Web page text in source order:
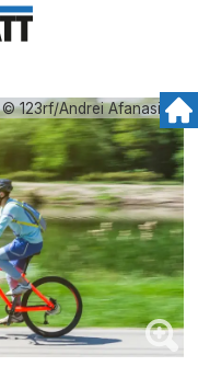
© 123rf/Andrei Afanasiev